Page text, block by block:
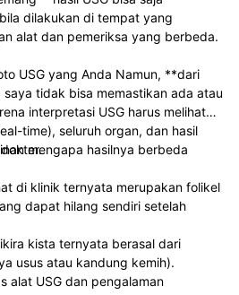
dilakukan di tempat yang
alat dan pemeriksa yang berbeda.
USG yang Anda Namun, **dari
saya tidak bisa memastikan ada atau
interpretasi USG harus melihat
time), seluruh organ, dan hasil
mengapa hasilnya berbeda
di klinik ternyata merupakan folikel
dapat hilang sendiri setelah
kista ternyata berasal dari
usus atau kandung kemih).
alat USG dan pengalaman